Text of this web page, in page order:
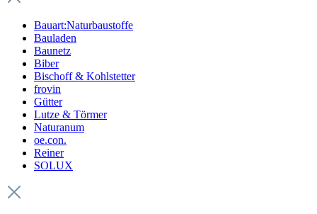
Bauart:Naturbaustoffe
Bauladen
Baunetz
Biber
Bischoff & Kohlstetter
frovin
Gütter
Lutze & Törmer
Naturanum
oe.con.
Reiner
SOLUX